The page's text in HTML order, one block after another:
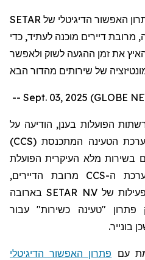
SETAR משתמשת בפתרון האפשור הדיגיטלי של Mavenir כדי
מרובת דיירים מוכנה לעתיד, כדי
את זמן ההגעה לשוק ולאפשר
של שירותים מהדור הבא
הפועלות בענן, הודיעה על
הטעינה המתכנסת (CCS
)
בשירות מלא העיקרית הפועלת
ה-CCS
מרובת הדיירים,
שלSETAR N.Vבארובה
פתרון "טעינה כשירות" עבור
בונייר.
עם פתרון האפשור הדיגיטלי